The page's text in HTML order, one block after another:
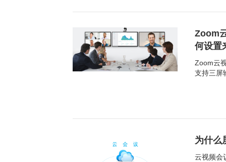
Zoom
何设置
Zoom云
支持三屏
为什么
云视频会